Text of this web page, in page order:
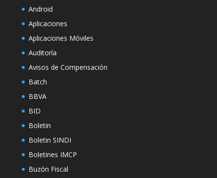
Android
Aplicaciones
Aplicaciones Móviles
Auditoría
Avisos de Compensación
Batch
BBVA
BID
Boletin
Boletin SINDI
Boletines IMCP
Buzón Fiscal